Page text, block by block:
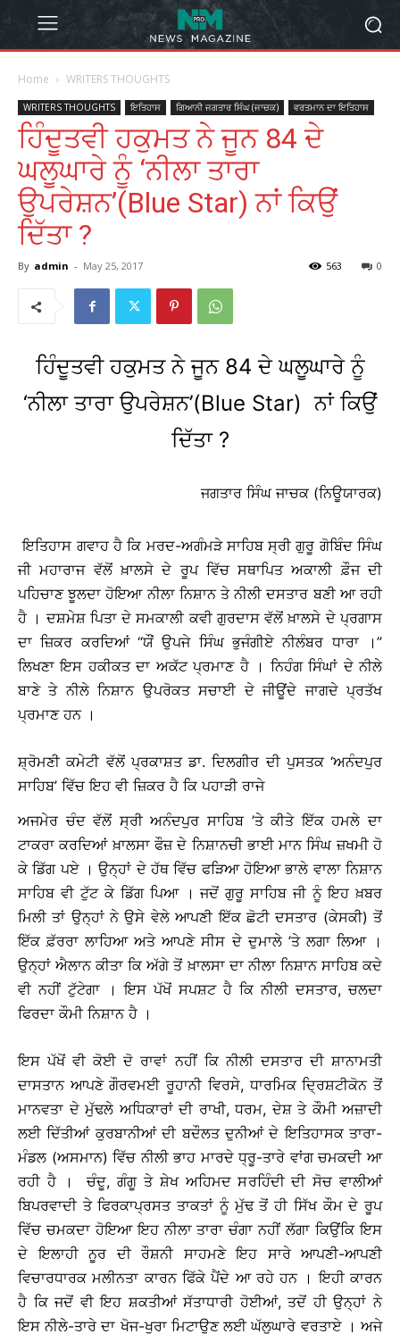
Home WRITERS THOUGHTS
WRITERS THOUGHTS ਇਤਿਹਾਸ ਗਿਆਨੀ ਜਗਤਾਰ ਸਿੰਘ (ਜਾਚਕ) ਵਰਤਮਾਨ ਦਾ ਇਤਿਹਾਸ
ਹਿੰਦੂਤਵੀ ਹਕੁਮਤ ਨੇ ਜੂਨ 84 ਦੇ
ਘਲੂਘਾਰੇ ਨੂੰ ‘ਨੀਲਾ ਤਾਰਾ
ਉਪਰੇਸ਼ਨ’(Blue Star) ਨਾਂ ਕਿਉਂ
ਦਿੱਤਾ ?
By admin - May 25, 2017 0
563
ਹਿੰਦੂਤਵੀ ਹਕੁਮਤ ਨੇ ਜੂਨ 84 ਦੇ ਘਲੂਘਾਰੇ ਨੂੰ
‘ਨੀਲਾ ਤਾਰਾ ਉਪਰੇਸ਼ਨ’(Blue Star) ਨਾਂ ਕਿਉਂ
ਦਿੱਤਾ ?
ਜਗਤਾਰ ਸਿੰਘ ਜਾਚਕ (ਨਿਊਯਾਰਕ)
ਇਤਿਹਾਸ ਗਵਾਹ ਹੈ ਕਿ ਮਰਦ-ਅਗੰਮੜੇ ਸਾਹਿਬ ਸ੍ਰੀ ਗੁਰੂ ਗੋਬਿੰਦ ਸਿੰਘ
ਜੀ ਮਹਾਰਾਜ ਵੱਲੋਂ ਖ਼ਾਲਸੇ ਦੇ ਰੂਪ ਵਿੱਚ ਸਥਾਪਿਤ ਅਕਾਲੀ ਫ਼ੌਜ ਦੀ
ਪਹਿਚਾਣ ਝੂਲਦਾ ਹੋਇਆ ਨੀਲਾ ਨਿਸ਼ਾਨ ਤੇ ਨੀਲੀ ਦਸਤਾਰ ਬਣੀ ਆ ਰਹੀ
ਹੈ । ਦਸ਼ਮੇਸ਼ ਪਿਤਾ ਦੇ ਸਮਕਾਲੀ ਕਵੀ ਗੁਰਦਾਸ ਵੱਲੋਂ ਖ਼ਾਲਸੇ ਦੇ ਪ੍ਰਗਾਸ
ਦਾ ਜ਼ਿਕਰ ਕਰਦਿਆਂ “ਯੌਂ ਉਪਜੇ ਸਿੰਘ ਭੁਜੰਗੀਏ ਨੀਲੰਬਰ ਧਾਰਾ ।”
ਲਿਖਣਾ ਇਸ ਹਕੀਕਤ ਦਾ ਅਕੱਟ ਪ੍ਰਮਾਣ ਹੈ । ਨਿਹੰਗ ਸਿੰਘਾਂ ਦੇ ਨੀਲੇ
ਬਾਣੇ ਤੇ ਨੀਲੇ ਨਿਸ਼ਾਨ ਉਪਰੋਕਤ ਸਚਾਈ ਦੇ ਜੀਊਂਦੇ ਜਾਗਦੇ ਪ੍ਰਤੱਖ
ਪ੍ਰਮਾਣ ਹਨ ।
ਸ਼੍ਰੋਮਣੀ ਕਮੇਟੀ ਵੱਲੋਂ ਪ੍ਰਕਾਸ਼ਤ ਡਾ. ਦਿਲਗੀਰ ਦੀ ਪੁਸਤਕ ‘ਅਨੰਦਪੁਰ
ਸਾਹਿਬ’ ਵਿੱਚ ਇਹ ਵੀ ਜ਼ਿਕਰ ਹੈ ਕਿ ਪਹਾੜੀ ਰਾਜੇ
ਅਜਮੇਰ ਚੰਦ ਵੱਲੋਂ ਸ੍ਰੀ ਅਨੰਦਪੁਰ ਸਾਹਿਬ ’ਤੇ ਕੀਤੇ ਇੱਕ ਹਮਲੇ ਦਾ
ਟਾਕਰਾ ਕਰਦਿਆਂ ਖ਼ਾਲਸਾ ਫੌਜ਼ ਦੇ ਨਿਸ਼ਾਨਚੀ ਭਾਈ ਮਾਨ ਸਿੰਘ ਜ਼ਖਮੀ ਹੋ
ਕੇ ਡਿੱਗ ਪਏ । ਉਨ੍ਹਾਂ ਦੇ ਹੱਥ ਵਿੱਚ ਫੜਿਆ ਹੋਇਆ ਭਾਲੇ ਵਾਲਾ ਨਿਸ਼ਾਨ
ਸਾਹਿਬ ਵੀ ਟੁੱਟ ਕੇ ਡਿੱਗ ਪਿਆ । ਜਦੋਂ ਗੁਰੂ ਸਾਹਿਬ ਜੀ ਨੂੰ ਇਹ ਖ਼ਬਰ
ਮਿਲੀ ਤਾਂ ਉਨ੍ਹਾਂ ਨੇ ਉਸੇ ਵੇਲੇ ਆਪਣੀ ਇੱਕ ਛੋਟੀ ਦਸਤਾਰ (ਕੇਸਕੀ) ਤੋਂ
ਇੱਕ ਫ਼ੱਰਰਾ ਲਾਹਿਆ ਅਤੇ ਆਪਣੇ ਸੀਸ ਦੇ ਦੁਮਾਲੇ ’ਤੇ ਲਗਾ ਲਿਆ ।
ਉਨ੍ਹਾਂ ਐਲਾਨ ਕੀਤਾ ਕਿ ਅੱਗੇ ਤੋਂ ਖ਼ਾਲਸਾ ਦਾ ਨੀਲਾ ਨਿਸ਼ਾਨ ਸਾਹਿਬ ਕਦੇ
ਵੀ ਨਹੀਂ ਟੁੱਟੇਗਾ । ਇਸ ਪੱਖੋਂ ਸਪਸ਼ਟ ਹੈ ਕਿ ਨੀਲੀ ਦਸਤਾਰ, ਚਲਦਾ
ਫਿਰਦਾ ਕੌਮੀ ਨਿਸ਼ਾਨ ਹੈ ।
ਇਸ ਪੱਖੋਂ ਵੀ ਕੋਈ ਦੋ ਰਾਵਾਂ ਨਹੀਂ ਕਿ ਨੀਲੀ ਦਸਤਾਰ ਦੀ ਸ਼ਾਨਾਮਤੀ
ਦਾਸਤਾਨ ਆਪਣੇ ਗੌਰਵਮਈ ਰੂਹਾਨੀ ਵਿਰਸੇ, ਧਾਰਮਿਕ ਦ੍ਰਿਸ਼ਟੀਕੋਨ ਤੋਂ
ਮਾਨਵਤਾ ਦੇ ਮੁੱਢਲੇ ਅਧਿਕਾਰਾਂ ਦੀ ਰਾਖੀ, ਧਰਮ, ਦੇਸ਼ ਤੇ ਕੌਮੀ ਅਜ਼ਾਦੀ
ਲਈ ਦਿੱਤੀਆਂ ਕੁਰਬਾਨੀਆਂ ਦੀ ਬਦੌਲਤ ਦੁਨੀਆਂ ਦੇ ਇਤਿਹਾਸਕ ਤਾਰਾ-
ਮੰਡਲ (ਅਸਮਾਨ) ਵਿੱਚ ਨੀਲੀ ਭਾਹ ਮਾਰਦੇ ਧ੍ਰੂ-ਤਾਰੇ ਵਾਂਗ ਚਮਕਦੀ ਆ
ਰਹੀ ਹੈ । ਚੰਦੂ, ਗੰਗੂ ਤੇ ਸ਼ੇਖ ਅਹਿਮਦ ਸਰਹਿੰਦੀ ਦੀ ਸੋਚ ਵਾਲੀਆਂ
ਬਿਪਰਵਾਦੀ ਤੇ ਫਿਰਕਾਪ੍ਰਸਤ ਤਾਕਤਾਂ ਨੂੰ ਮੁੱਢ ਤੋਂ ਹੀ ਸਿੱਖ ਕੌਮ ਦੇ ਰੂਪ
ਵਿੱਚ ਚਮਕਦਾ ਹੋਇਆ ਇਹ ਨੀਲਾ ਤਾਰਾ ਚੰਗਾ ਨਹੀਂ ਲੱਗਾ ਕਿਉਂਕਿ ਇਸ
ਦੇ ਇਲਾਹੀ ਨੂਰ ਦੀ ਰੌਸ਼ਨੀ ਸਾਹਮਣੇ ਇਹ ਸਾਰੇ ਆਪਣੀ-ਆਪਣੀ
ਵਿਚਾਰਧਾਰਕ ਮਲੀਨਤਾ ਕਾਰਨ ਫਿੱਕੇ ਪੈਂਦੇ ਆ ਰਹੇ ਹਨ । ਇਹੀ ਕਾਰਨ
ਹੈ ਕਿ ਜਦੋਂ ਵੀ ਇਹ ਸ਼ਕਤੀਆਂ ਸੱਤਾਧਾਰੀ ਹੋਈਆਂ, ਤਦੋਂ ਹੀ ਉਨ੍ਹਾਂ ਨੇ
ਇਸ ਨੀਲੇ-ਤਾਰੇ ਦਾ ਖੋਜ-ਖੁਰਾ ਮਿਟਾਉਣ ਲਈ ਘੱਲੂਘਾਰੇ ਵਰਤਾਏ । ਅਜੇ